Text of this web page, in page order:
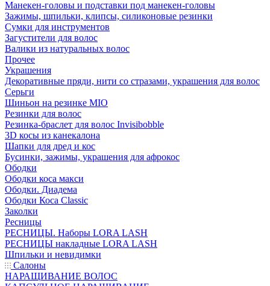
Манекен-головы и подставки под манекен-головы
Зажимы, шпильки, клипсы, силиконовые резинки
Сумки для инструментов
Загустители для волос
Валики из натуральных волос
Прочее
Украшения
Декоративные пряди, нити со стразами, украшения для волос
Серьги
Шиньон на резинке MIO
Резинки для волос
Резинка-браслет для волос Invisibobble
3D косы из канекалона
Шапки для дред и кос
Бусинки, зажимы, украшения для афрокос
Ободки
Ободки коса макси
Ободки. Диадема
Ободки Коса Classic
Заколки
Ресницы
РЕСНИЦЫ. Наборы LORA LASH
РЕСНИЦЫ накладные LORA LASH
Шпильки и невидимки
Салоны
НАРАЩИВАНИЕ ВОЛОС